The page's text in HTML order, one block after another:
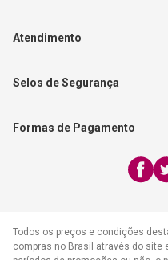
Catálogos de Produtos
Editorial Patmos
FAECAD
Fale Conosco
Nossas Lojas
Atendimento
17:30h
WhatsApp:
atendimento@cpad.com.br
Selos de Segurança
Formas de Pagamento
Todos os preços e condições
compras no Brasil através do site